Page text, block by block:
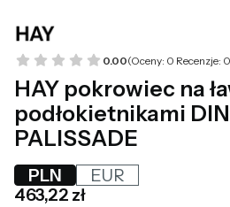
0.00(Oceny: 0 Recenzje:
HAY pokrowiec na
podłokietnikami
PALISSADE
PLN
EUR
Cena
463,22 zł